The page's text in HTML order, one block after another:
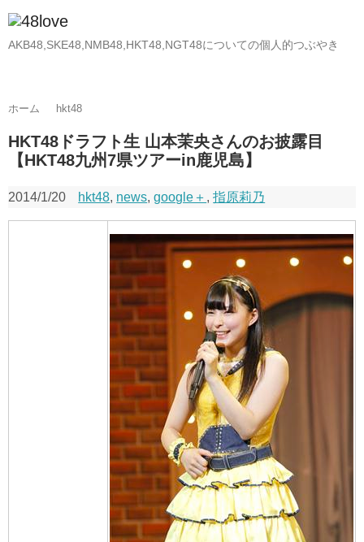
AKB48,SKE48,NMB48,HKT48,NGT48についての個人的つぶやき
ホーム hkt48
HKT48ドラフト生 山本茉央さんのお披露目
【HKT48九州7県ツアーin鹿児島】
2014/1/20 hkt48, news,google＋ ,指原莉乃